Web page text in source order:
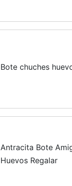
Bote chuches
Antracita Bote
Huevos Regalar